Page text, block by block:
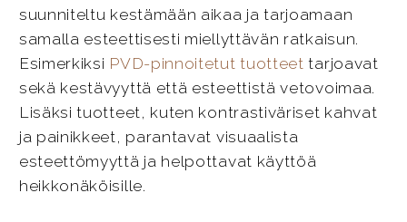
suunniteltu kestämään aikaa ja tarjoamaan
samalla esteettisesti miellyttävän ratkaisun.
Esimerkiksi PVD-pinnoitetut tuotteet tarjoavat
sekä kestävyyttä että esteettistä vetovoimaa.
Lisäksi tuotteet, kuten kontrastiväriset kahvat
ja painikkeet, parantavat visuaalista
esteettömyyttä ja helpottavat käyttöä
heikkonäköisille.